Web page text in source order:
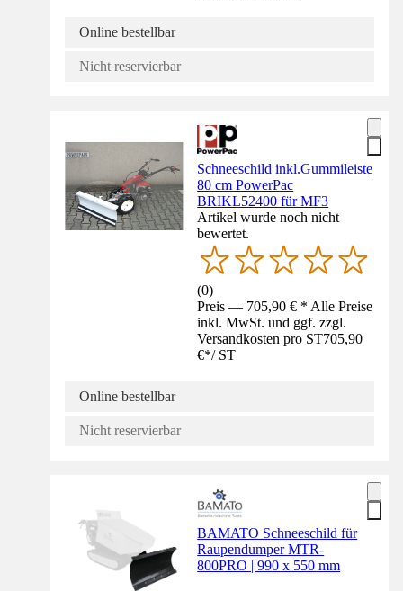
Online bestellbar
Nicht reservierbar
Schneeschild inkl.Gummileiste
80 cm PowerPac
BRIKL52400 für MF3
Artikel wurde noch nicht
bewertet.
(0)
Preis — 705,90 € * Alle Preise
inkl. MwSt. und ggf. zzgl.
Versandkosten pro ST705,90
€*/ ST
Online bestellbar
Nicht reservierbar
BAMATO Schneeschild für
Raupendumper MTR-
800PRO | 990 x 550 mm